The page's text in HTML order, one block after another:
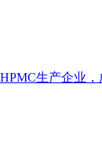
生产企业